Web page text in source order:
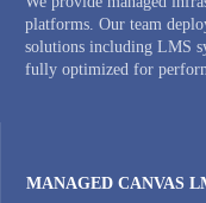
platforms. Our team
solutions including LMS
fully optimized for
MANAGED CANVAS